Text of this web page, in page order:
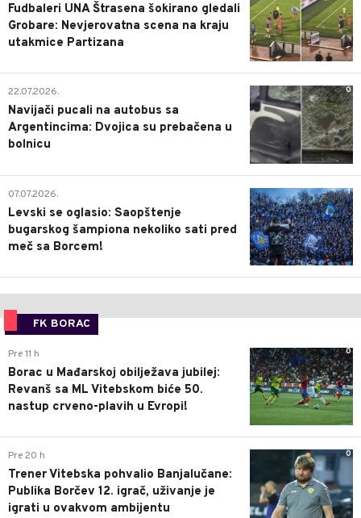
Fudbaleri UNA Štrasena šokirano gledali
Grobare: Nevjerovatna scena na kraju
utakmice Partizana
0
22.07.2026.
Navijači pucali na autobus sa
Argentincima: Dvojica su prebačena u
bolnicu
1
07.07.2026.
Levski se oglasio: Saopštenje
bugarskog šampiona nekoliko sati pred
meč sa Borcem!
FK BORAC
0
Pre 11 h
Borac u Mađarskoj obilježava jubilej:
Revanš sa ML Vitebskom biće 50.
nastup crveno-plavih u Evropi!
0
Pre 20 h
Trener Vitebska pohvalio Banjalučane:
Publika Borčev 12. igrač, uživanje je
igrati u ovakvom ambijentu